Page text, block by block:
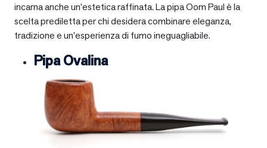
incarna anche un’estetica raffinata. La pipa Oom Paul è la
scelta prediletta per chi desidera combinare eleganza,
tradizione e un’esperienza di fumo ineguagliabile.
Pipa Ovalina